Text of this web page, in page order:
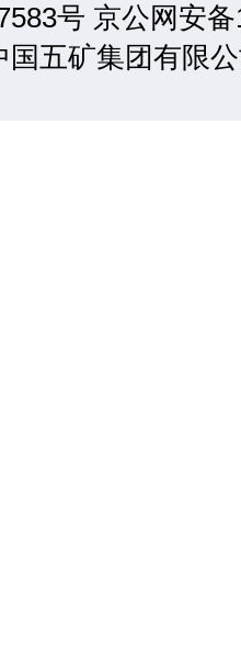
号 京公网安
国五矿集团有限